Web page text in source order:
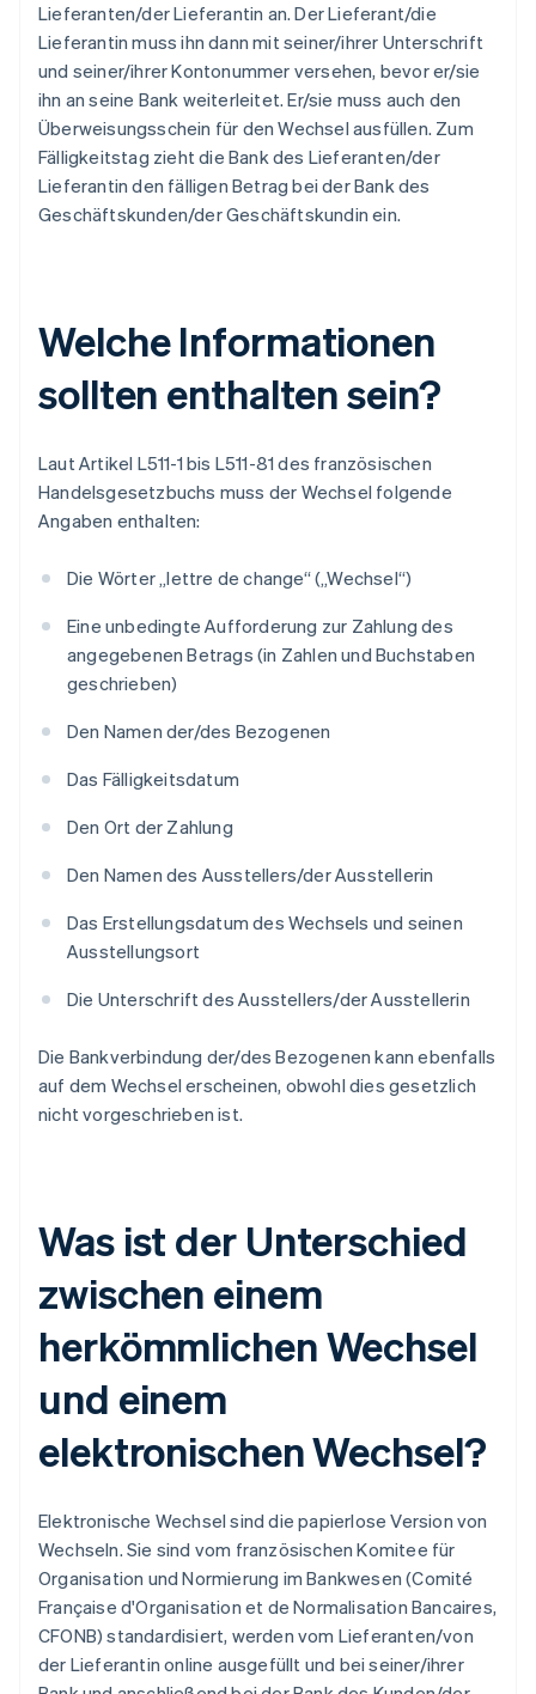
Lieferanten/der Lieferantin an. Der Lieferant/die
Lieferantin muss ihn dann mit seiner/ihrer Unterschrift
und seiner/ihrer Kontonummer versehen, bevor er/sie
ihn an seine Bank weiterleitet. Er/sie muss auch den
Überweisungsschein für den Wechsel ausfüllen. Zum
Fälligkeitstag zieht die Bank des Lieferanten/der
Lieferantin den fälligen Betrag bei der Bank des
Geschäftskunden/der Geschäftskundin ein.
Welche Informationen
sollten enthalten sein?
Laut Artikel L511-1 bis L511-81 des französischen
Handelsgesetzbuchs muss der Wechsel folgende
Angaben enthalten:
Die Wörter „lettre de change“ („Wechsel“)
Eine unbedingte Aufforderung zur Zahlung des
angegebenen Betrags (in Zahlen und Buchstaben
geschrieben)
Den Namen der/des Bezogenen
Das Fälligkeitsdatum
Den Ort der Zahlung
Den Namen des Ausstellers/der Ausstellerin
Das Erstellungsdatum des Wechsels und seinen
Ausstellungsort
Die Unterschrift des Ausstellers/der Ausstellerin
Die Bankverbindung der/des Bezogenen kann ebenfalls
auf dem Wechsel erscheinen, obwohl dies gesetzlich
nicht vorgeschrieben ist.
Was ist der Unterschied
zwischen einem
herkömmlichen Wechsel
und einem
elektronischen Wechsel?
Elektronische Wechsel sind die papierlose Version von
Wechseln. Sie sind vom französischen Komitee für
Organisation und Normierung im Bankwesen (Comité
Française d'Organisation et de Normalisation Bancaires,
CFONB) standardisiert, werden vom Lieferanten/von
der Lieferantin online ausgefüllt und bei seiner/ihrer